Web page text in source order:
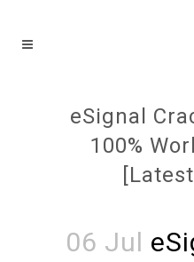
eSignal
100%
06 Jul